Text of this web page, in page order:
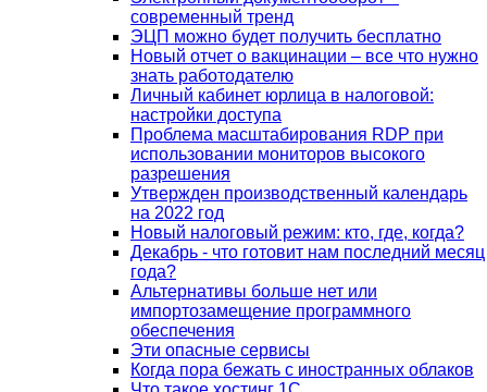
современный тренд
ЭЦП можно будет получить бесплатно
Новый отчет о вакцинации – все что нужно
знать работодателю
Личный кабинет юрлица в налоговой:
настройки доступа
Проблема масштабирования RDP при
использовании мониторов высокого
разрешения
Утвержден производственный календарь
на 2022 год
Новый налоговый режим: кто, где, когда?
Декабрь - что готовит нам последний месяц
года?
Альтернативы больше нет или
импортозамещение программного
обеспечения
Эти опасные сервисы
Когда пора бежать с иностранных облаков